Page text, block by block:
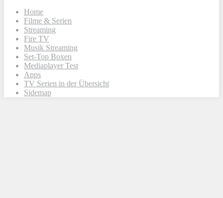
Home
Filme & Serien
Streaming
Fire TV
Musik Streaming
Set-Top Boxen
Mediaplayer Test
Apps
TV Serien in der Übersicht
Sidemap